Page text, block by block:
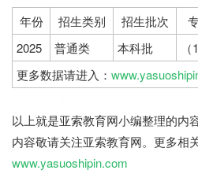
年份 招生类别 招生批次
2025
普通类 本科批
更多数据请进入：
以上就是亚索教育网小编整理的内
内容敬请关注亚索教育网。更多相
www.yasuoshipin.com